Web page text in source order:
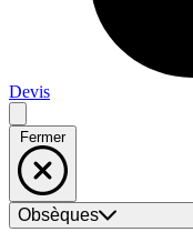
Devis
Fermer
Obsèques